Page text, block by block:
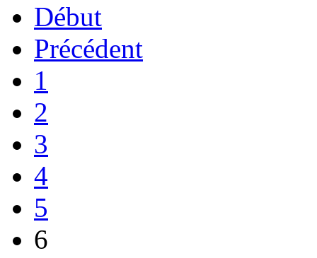
Début
Précédent
1
2
3
4
5
6